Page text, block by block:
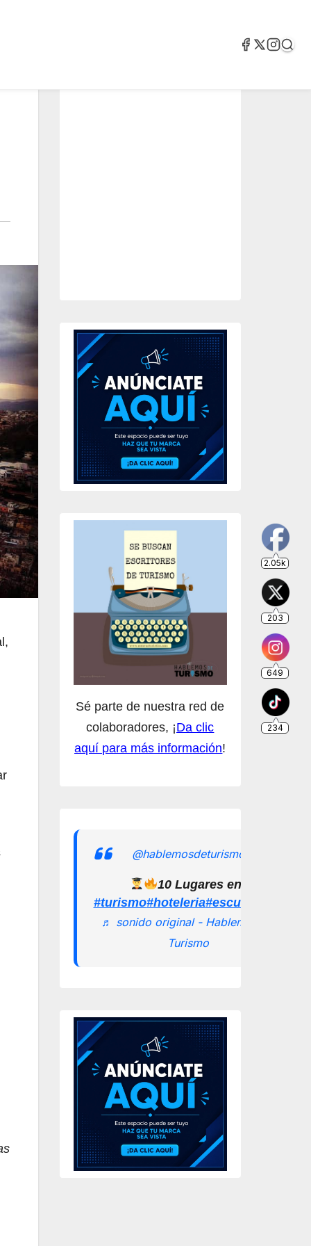
Sé parte de nuestra red de
colaboradores, ¡Da clic
aquí para más información!
@hablemosdeturismomx
10 Lugares en los que
#turismo#hoteleria
♬ sonido original - Hablemos de
Turismo
234